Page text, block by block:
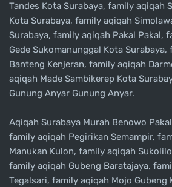
Tandes Kota Surabaya, family aqiqah
Kota Surabaya, family aqiqah
Surabaya, family aqiqah Pakal Pakal,
Gede Sukomanunggal Kota
Banteng Kenjeran, family aqiqah
aqiqah Made Sambikerep Kota
Gunung Anyar Gunung Anyar.
Aqiqah Surabaya Murah Benowo
family aqiqah Pegirikan Semampir,
Manukan Kulon, family aqiqah
family aqiqah Gubeng Baratajaya,
Tegalsari, family aqiqah Mojo Gubeng